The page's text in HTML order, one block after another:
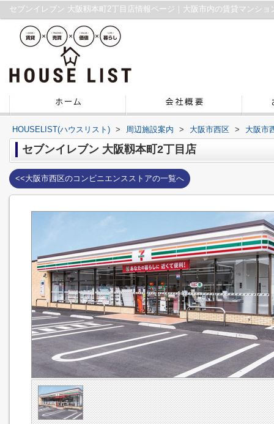
セブンイレブン 大阪靱本町2丁目店情報ページ｜大阪市内の賃貸マンショ
HOUSELIST(ハウスリスト) > 周辺施設案内 > 大阪市西区 > 大阪市
セブンイレブン 大阪靱本町2丁目店
<<大阪市西区のコンビニエンスストアの一覧へ